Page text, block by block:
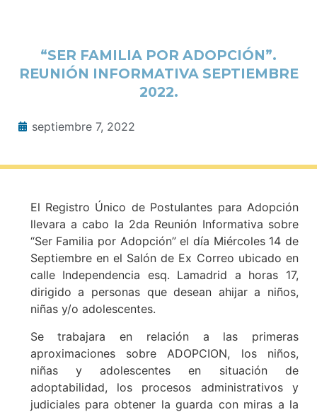
“SER FAMILIA POR ADOPCIÓN”.
REUNIÓN INFORMATIVA SEPTIEMBRE
2022.
septiembre 7, 2022
El Registro Único de Postulantes para Adopción
llevara a cabo la 2da Reunión Informativa sobre
“Ser Familia por Adopción” el día Miércoles 14 de
Septiembre en el Salón de Ex Correo ubicado en
calle Independencia esq. Lamadrid a horas 17,
dirigido a personas que desean ahijar a niños,
niñas y/o adolescentes.
Se trabajara en relación a las primeras
aproximaciones sobre ADOPCION, los niños,
niñas y adolescentes en situación de
adoptabilidad, los procesos administrativos y
judiciales para obtener la guarda con miras a la